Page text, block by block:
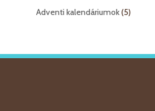
Adventi kalendáriumok 55